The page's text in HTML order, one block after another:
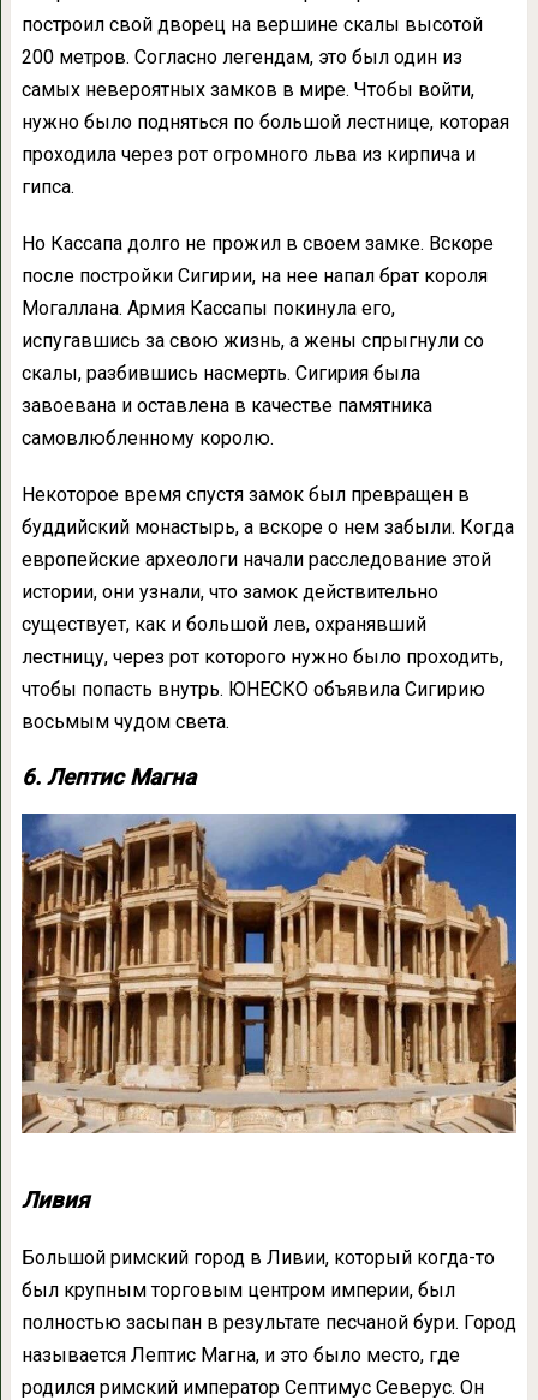
построил свой дворец на вершине скалы высотой
200 метров. Согласно легендам, это был один из
самых невероятных замков в мире. Чтобы войти,
нужно было подняться по большой лестнице, которая
проходила через рот огромного льва из кирпича и
гипса.
Но Кассапа долго не прожил в своем замке. Вскоре
после постройки Сигирии, на нее напал брат короля
Могаллана. Армия Кассапы покинула его,
испугавшись за свою жизнь, а жены спрыгнули со
скалы, разбившись насмерть. Сигирия была
завоевана и оставлена в качестве памятника
самовлюбленному королю.
Некоторое время спустя замок был превращен в
буддийский монастырь, а вскоре о нем забыли. Когда
европейские археологи начали расследование этой
истории, они узнали, что замок действительно
существует, как и большой лев, охранявший
лестницу, через рот которого нужно было проходить,
чтобы попасть внутрь. ЮНЕСКО объявила Сигирию
восьмым чудом света.
6. Лептис Магна
Ливия
Большой римский город в Ливии, который когда-то
был крупным торговым центром империи, был
полностью засыпан в результате песчаной бури. Город
называется Лептис Магна, и это было место, где
родился римский император Септимус Северус. Он